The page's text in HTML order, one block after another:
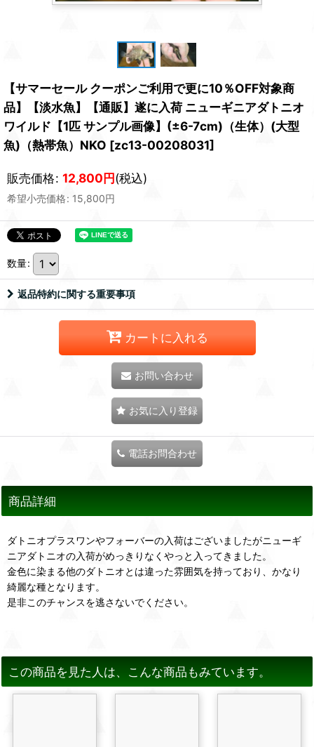
【サマーセール クーポンご利用で更に10％OFF対象商
品】【淡水魚】【通販】遂に入荷 ニューギニアダトニオ
ワイルド【1匹 サンプル画像】(±6-7cm)（生体）(大型
魚)（熱帯魚）NKO [zc13-00208031]
販売価格: 12,800円(税込)
希望小売価格: 15,800円
数量:
返品特約に関する重要事項
カートに入れる
お問い合わせ
お気に入り登録
電話お問合わせ
商品詳細
ダトニオプラスワンやフォーバーの入荷はございましたがニューギ
ニアダトニオの入荷がめっきりなくやっと入ってきました。
金色に染まる他のダトニオとは違った雰囲気を持っており、かなり
綺麗な種となります。
是非このチャンスを逃さないでください。
この商品を見た人は、こんな商品もみています。